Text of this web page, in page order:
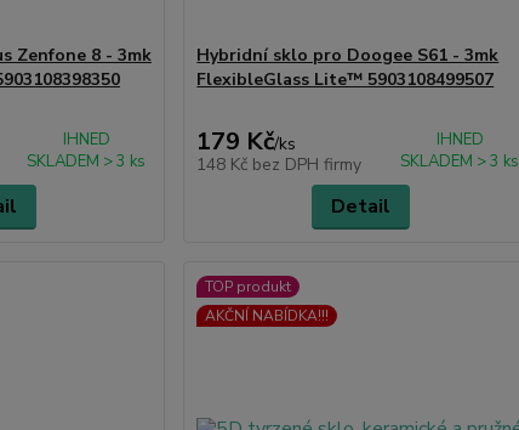
Zenfone 8 - 3mk
IHNED
SKLADEM > 3 ks
Hybridní sklo pro Doogee S61 - 3mk
FlexibleGlass Lite™ 5903108499507
179 Kč/ks
148 Kč bez DPH firmy
IHNED
SKLADEM > 3 ks
Detail
TOP produkt
AKČNÍ NABÍDKA!!!